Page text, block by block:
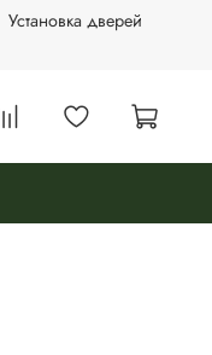
Установка дверей